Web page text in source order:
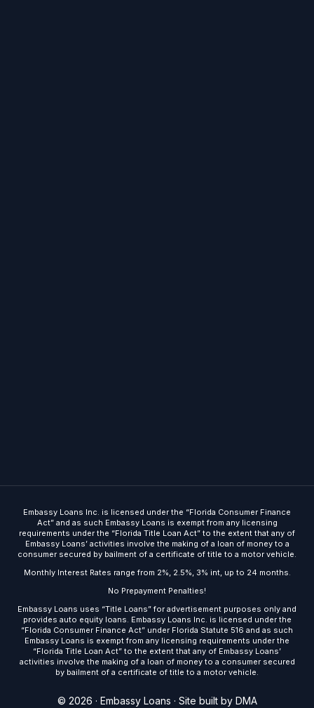
Embassy Loans Inc. is licensed under the “Florida Consumer Finance
Act” and as such Embassy Loans is exempt from any licensing
requirements under the “Florida Title Loan Act” to the extent that any of
Embassy Loans’ activities involve the making of a loan of money to a
consumer secured by bailment of a certificate of title to a motor vehicle.
Monthly Interest Rates range from 2%, 2.5%, 3% int, up to 24 months.
No Prepayment Penalties!
Embassy Loans uses “Title Loans” for advertisement purposes only and
provides auto equity loans. Embassy Loans Inc. is licensed under the
“Florida Consumer Finance Act” under Florida Statute 516 and as such
Embassy Loans is exempt from any licensing requirements under the
“Florida Title Loan Act” to the extent that any of Embassy Loans’
activities involve the making of a loan of money to a consumer secured
by bailment of a certificate of title to a motor vehicle.
© 2026 · Embassy Loans · Site built by DMA